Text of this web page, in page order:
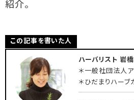
紹介。
この記事を書いた人
ハーバリスト 岩
＊一般社団法人
＊ひだまりハーブ